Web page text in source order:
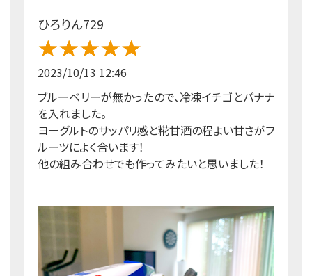
ひろりん729
2023/10/13 12:46
ブルーベリーが無かったので、冷凍イチゴとバナナ
を入れました。
ヨーグルトのサッパリ感と糀甘酒の程よい甘さがフ
ルーツによく合います！
他の組み合わせでも作ってみたいと思いました！